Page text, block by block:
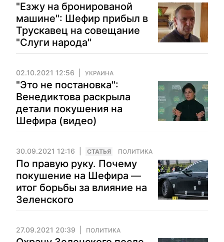
"Езжу на бронированой
машине": Шефир прибыл в
Трускавец на совещание
"Слуги народа"
02.10.2021 12:56 УКРАИНА
"Это не постановка":
Венедиктова раскрыла
детали покушения на
Шефира (видео)
30.09.2021 12:16 CТАТЬЯ ПОЛИТИКА
По правую руку. Почему
покушение на Шефира —
итог борьбы за влияние на
Зеленского
27.09.2021 20:39 ПОЛИТИКА